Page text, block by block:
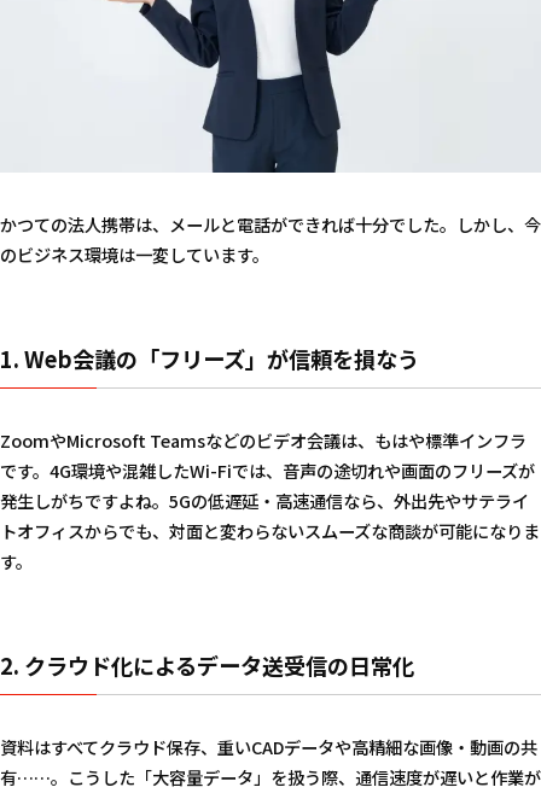
かつての法人携帯は、メールと電話ができれば十分でした。しかし、今
のビジネス環境は一変しています。
1. Web会議の「フリーズ」が信頼を損なう
ZoomやMicrosoft Teamsなどのビデオ会議は、もはや標準インフラ
です。4G環境や混雑したWi-Fiでは、音声の途切れや画面のフリーズが
発生しがちですよね。5Gの低遅延・高速通信なら、外出先やサテライ
トオフィスからでも、対面と変わらないスムーズな商談が可能になりま
す。
2. クラウド化によるデータ送受信の日常化
資料はすべてクラウド保存、重いCADデータや高精細な画像・動画の共
有……。こうした「大容量データ」を扱う際、通信速度が遅いと作業が